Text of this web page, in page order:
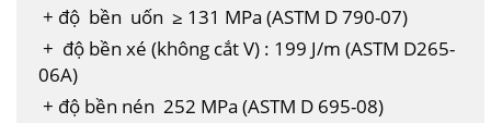
+ độ bền uốn ≥ 131 MPa (ASTM D 790-07)
+ độ bền xé (không cắt V) : 199 J/m (ASTM D265-
06A)
+ độ bền nén 252 MPa (ASTM D 695-08)